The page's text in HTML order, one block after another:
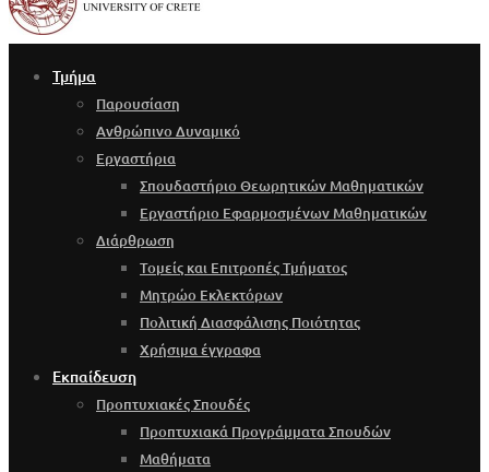
Τμήμα
Παρουσίαση
Ανθρώπινο Δυναμικό
Εργαστήρια
Σπουδαστήριο Θεωρητικών Μαθηματικών
Εργαστήριο Εφαρμοσμένων Μαθηματικών
Διάρθρωση
Τομείς και Επιτροπές Τμήματος
Μητρώο Εκλεκτόρων
Πολιτική Διασφάλισης Ποιότητας
Χρήσιμα έγγραφα
Εκπαίδευση
Προπτυχιακές Σπουδές
Προπτυχιακά Προγράμματα Σπουδών
Μαθήματα